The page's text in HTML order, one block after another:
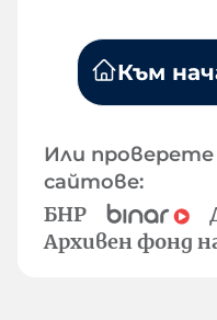
Към
Или
сайтове:
БНР
Архивен фонд